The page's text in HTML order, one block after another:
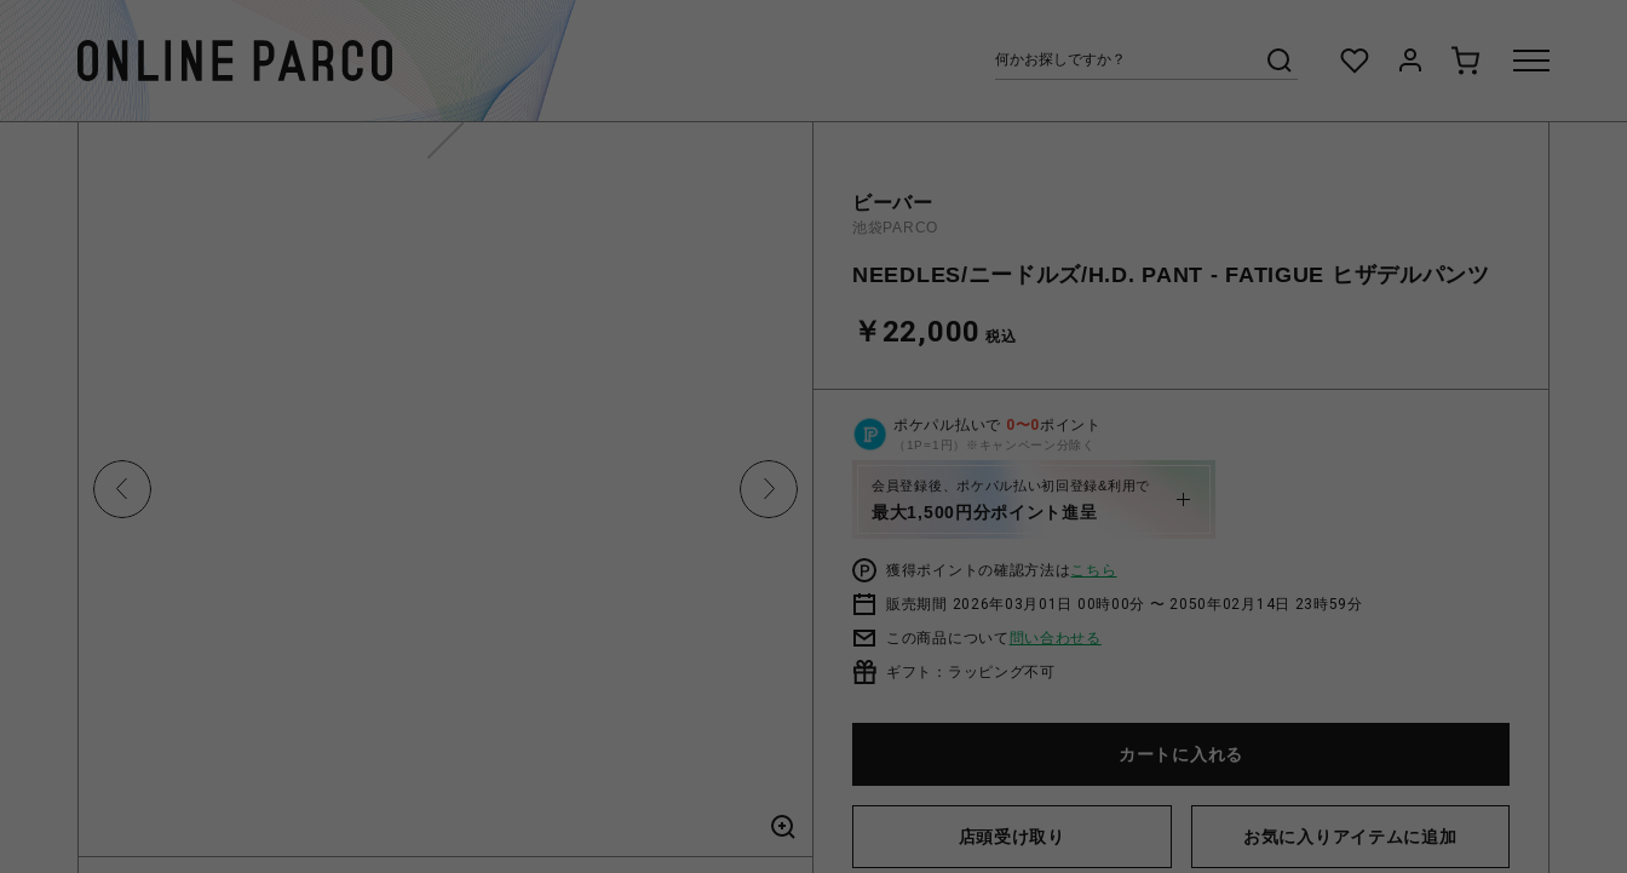
ビーバー
池袋PARCO
NEEDLES/ニードルズ/H.D. PANT - FATIGUE ヒザデルパンツ
￥22,000 税込
ポケパル払いで 0〜0ポイント
（1P=1円）※キャンペーン分除く
会員登録後、ポケパル払い初回登録&利用で
最大1,500円分ポイント進呈
獲得ポイントの確認方法はこちら
販売期間 2026年03月01日 00時00分 〜 2050年02月14日 23時59分
この商品について 問い合わせる
ギフト：ラッピング不可
カートに入れる
店頭受け取り お気に入りアイテムに追加